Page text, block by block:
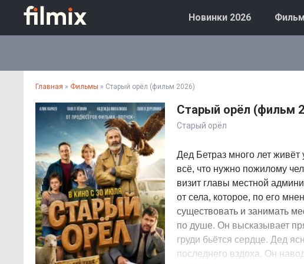
Новинки 2026
Главная » Фильмы » Старый орёл (фильм 2026)
Старый орёл (фильм
Старый орёл
Дед Бетраз много лет
всё, что нужно пожилому
визит главы местной
от села, которое, по его
существовать и занимать
по душе. Он высказывает
груди бьётся сердце. Дед
последнего вздоха. Он